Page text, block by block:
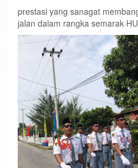
prestasi yang sanagat
jalan dalam rangka semarak